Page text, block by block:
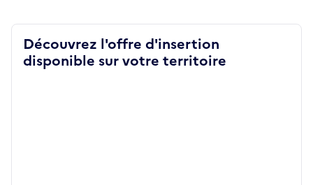
Découvrez l'offre d'insertion
disponible sur votre territoire